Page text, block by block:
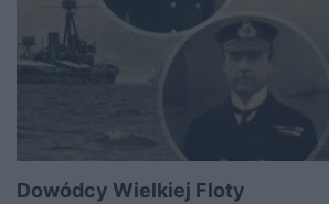
Dowódcy Wielkiej Floty